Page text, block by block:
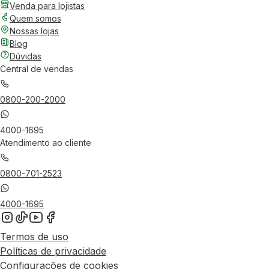
Venda para lojistas
Quem somos
Nossas lojas
Blog
Dúvidas
Central de vendas
0800-200-2000
4000-1695
Atendimento ao cliente
0800-701-2523
4000-1695
Termos de uso
Políticas de privacidade
Configurações de cookies